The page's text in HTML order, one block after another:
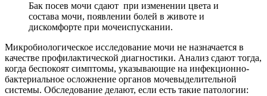
Бак посев мочи сдают при изменении цвета и
состава мочи, появлении болей в животе и
дискомфорте при мочеиспускании.
Микробиологическое исследование мочи не назначается в
качестве профилактической диагностики. Анализ сдают тогда,
когда беспокоят симптомы, указывающие на инфекционно-
бактериальное осложнение органов мочевыделительной
системы. Обследование делают, если есть такие патологии: